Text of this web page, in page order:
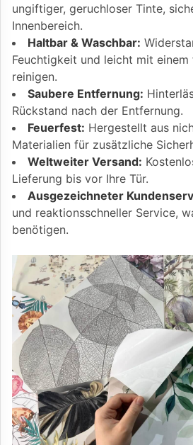
ungiftiger, geruchloser Tinte,
Innenbereich.
Haltbar & Waschbar:
Feuchtigkeit und leicht mit einem
reinigen.
Saubere Entfernung:
Rückstand nach der Entfernung.
Feuerfest: Hergestellt aus
Materialien für zusätzliche
Weltweiter Versand:
Lieferung bis vor Ihre Tür.
Ausgezeichneter
und reaktionsschneller Service,
benötigen.